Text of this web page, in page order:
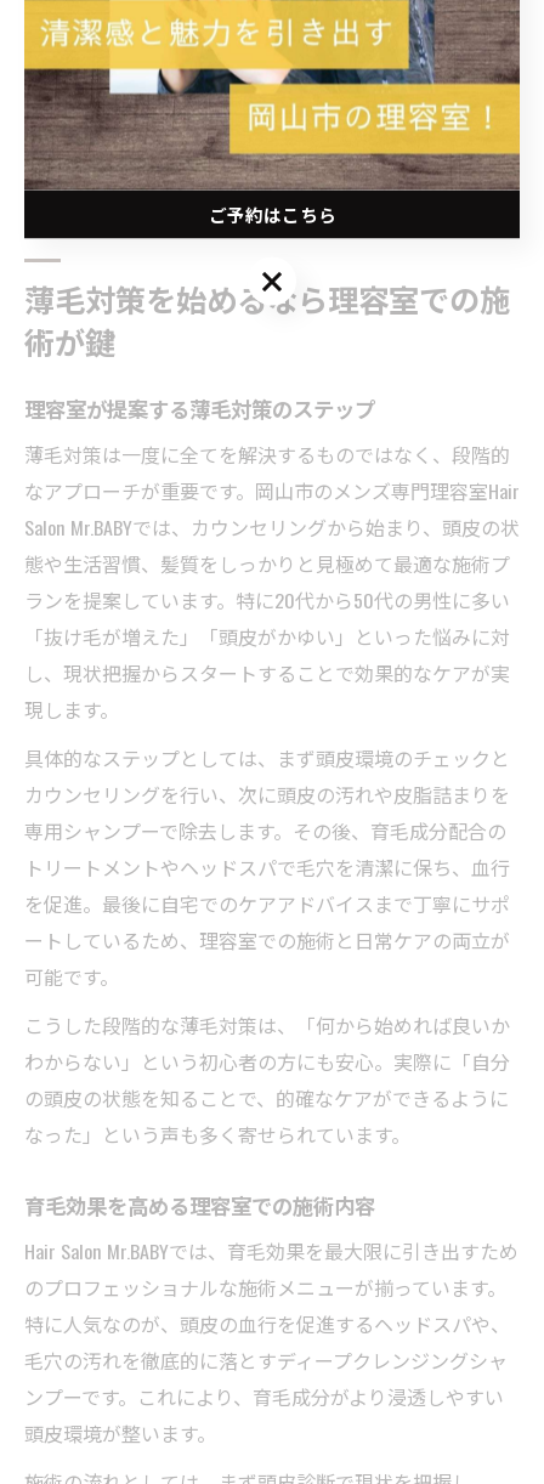
しょう。
これから頭皮ケアを始めたい方や薄毛が気になり始めた
方にとって、理容室の利用は最適な選択肢の一つです。
まずは気軽に相談し、自分に合ったメニューで継続的に
ケアを続けることが、健康な髪を守る秘訣です。
薄毛対策を始めるなら理容室での施
術が鍵
理容室が提案する薄毛対策のステップ
薄毛対策は一度に全てを解決するものではなく、段階的
なアプローチが重要です。岡山市のメンズ専門理容室Hair
Salon Mr.BABYでは、カウンセリングから始まり、頭皮の状
態や生活習慣、髪質をしっかりと見極めて最適な施術プ
ランを提案しています。特に20代から50代の男性に多い
「抜け毛が増えた」「頭皮がかゆい」といった悩みに対
し、現状把握からスタートすることで効果的なケアが実
現します。
具体的なステップとしては、まず頭皮環境のチェックと
カウンセリングを行い、次に頭皮の汚れや皮脂詰まりを
専用シャンプーで除去します。その後、育毛成分配合の
トリートメントやヘッドスパで毛穴を清潔に保ち、血行
を促進。最後に自宅でのケアアドバイスまで丁寧にサポ
ートしているため、理容室での施術と日常ケアの両立が
可能です。
こうした段階的な薄毛対策は、「何から始めれば良いか
わからない」という初心者の方にも安心。実際に「自分
の頭皮の状態を知ることで、的確なケアができるように
なった」という声も多く寄せられています。
育毛効果を高める理容室での施術内容
Hair Salon Mr.BABYでは、育毛効果を最大限に引き出すため
のプロフェッショナルな施術メニューが揃っています。
特に人気なのが、頭皮の血行を促進するヘッドスパや、
毛穴の汚れを徹底的に落とすディープクレンジングシャ
ンプーです。これにより、育毛成分がより浸透しやすい
頭皮環境が整います。
ご予約はこちら
ご予約はこちら